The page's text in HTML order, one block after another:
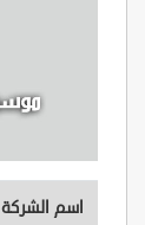
اسم الشركة